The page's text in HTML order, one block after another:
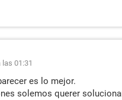
01:31
es lo mejor.
solemos querer